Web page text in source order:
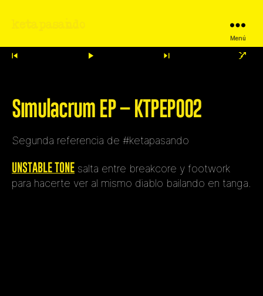
Menú
Simulacrum EP – KTPEP002
Segunda referencia de #ketapasando
UNSTABLE TONE salta entre breakcore y footwork
para hacerte ver al mismo diablo bailando en tanga.